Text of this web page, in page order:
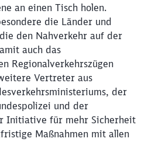
an einen Tisch holen.
die Länder und
den Nahverkehr auf der
auch das
Regionalverkehrszügen
Vertreter aus
der
und der
Initiative für mehr Sicherheit
Maßnahmen mit allen